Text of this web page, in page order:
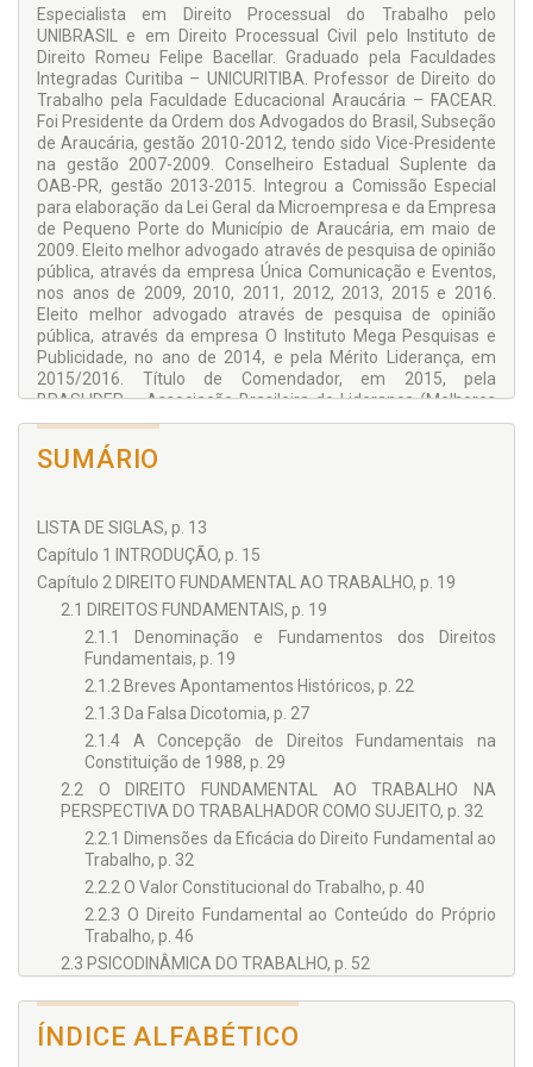
ambiente do trabalho, mostrou-se a importância da
valorização do trabalhador, o seu reconhecimento, e que, um
meio ambiente de atividades laborativas só pode ser positivo
se técnicas como as da ergonomia e da psicodinâmica do
trabalho se mostrarem presentes. Finalmente,
jurisprudências dos Tribunais Regionais do Trabalho e do
Tribunal Superior do Trabalho apontam o entendimento que
hoje se tem da matéria em debate.
Especialista em Direito Processual do Trabalho pelo
UNIBRASIL e em Direito Processual Civil pelo Instituto de
Direito Romeu Felipe Bacellar. Graduado pela Faculdades
Integradas Curitiba – UNICURITIBA. Professor de Direito do
Trabalho pela Faculdade Educacional Araucária – FACEAR.
Foi Presidente da Ordem dos Advogados do Brasil, Subseção
de Araucária, gestão 2010-2012, tendo sido Vice-Presidente
na gestão 2007-2009. Conselheiro Estadual Suplente da
OAB-PR, gestão 2013-2015. Integrou a Comissão Especial
para elaboração da Lei Geral da Microempresa e da Empresa
de Pequeno Porte do Município de Araucária, em maio de
2009. Eleito melhor advogado através de pesquisa de opinião
pública, através da empresa Única Comunicação e Eventos,
nos anos de 2009, 2010, 2011, 2012, 2013, 2015 e 2016.
Eleito melhor advogado através de pesquisa de opinião
pública, através da empresa O Instituto Mega Pesquisas e
Publicidade, no ano de 2014, e pela Mérito Liderança, em
2015/2016. Título de Comendador, em 2015, pela
BRASLIDER – Associação Brasileira de Liderança (Melhores
do Ano – Categoria Profissional do Ano/Destaque
Nacional/Advocacia).
SUMÁRIO
LISTA DE SIGLAS, p. 13
Capítulo 1 INTRODUÇÃO, p. 15
Capítulo 2 DIREITO FUNDAMENTAL AO TRABALHO, p. 19
2.1 DIREITOS FUNDAMENTAIS, p. 19
2.1.1 Denominação e Fundamentos dos Direitos
Fundamentais, p. 19
2.1.2 Breves Apontamentos Históricos, p. 22
2.1.3 Da Falsa Dicotomia, p. 27
2.1.4 A Concepção de Direitos Fundamentais na
Constituição de 1988, p. 29
2.2 O DIREITO FUNDAMENTAL AO TRABALHO NA
PERSPECTIVA DO TRABALHADOR COMO SUJEITO, p. 32
2.2.1 Dimensões da Eficácia do Direito Fundamental ao
Trabalho, p. 32
2.2.2 O Valor Constitucional do Trabalho, p. 40
2.2.3 O Direito Fundamental ao Conteúdo do Próprio
Trabalho, p. 46
2.3 PSICODINÂMICA DO TRABALHO, p. 52
2.3.2 A Psicodinâmica do Trabalho e os Mecanismos
de Defesa, p. 58
ÍNDICE ALFABÉTICO